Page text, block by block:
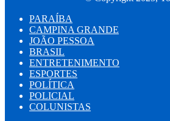
PARAÍBA
CAMPINA GRANDE
JOÃO PESSOA
BRASIL
ENTRETENIMENTO
ESPORTES
POLÍTICA
POLICIAL
COLUNISTAS